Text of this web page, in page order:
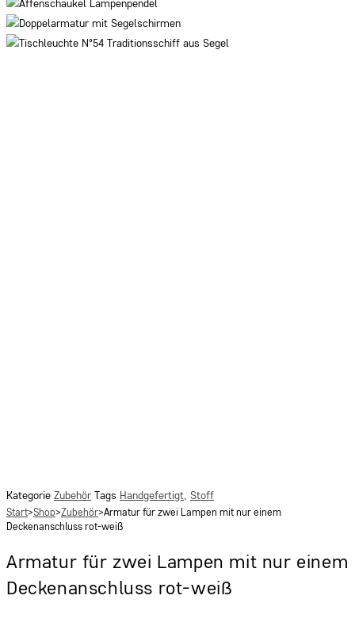
Kategorie Zubehör Tags Handgefertigt, Stoff
Start>Shop>Zubehör>Armatur für zwei Lampen mit nur einem
Deckenanschluss rot-weiß
Armatur für zwei Lampen mit nur einem
Deckenanschluss rot-weiß